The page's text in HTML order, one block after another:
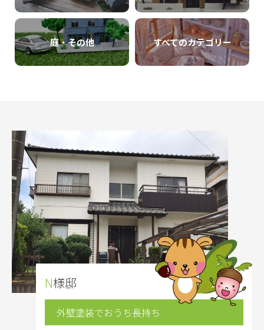
庭・その他 すべてのカテゴリー
N様邸
外壁塗装でおうち長持ち